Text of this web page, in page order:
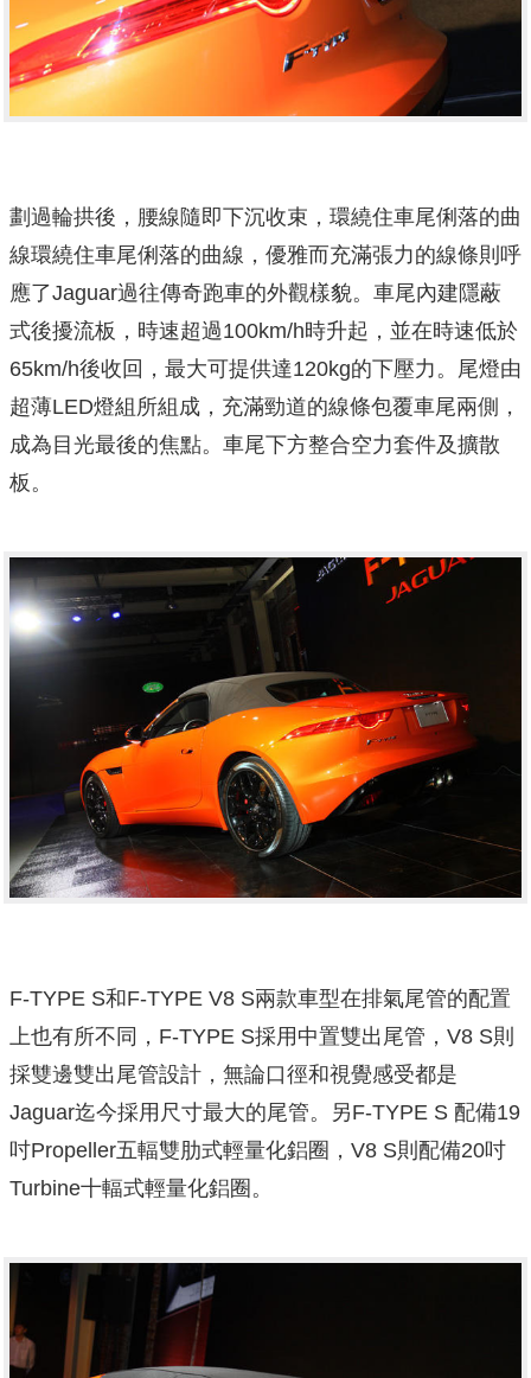
劃過輪拱後，腰線隨即下沉收束，環繞住車尾俐落的曲
線環繞住車尾俐落的曲線，優雅而充滿張力的線條則呼
應了Jaguar過往傳奇跑車的外觀樣貌。車尾內建隱蔽
式後擾流板，時速超過100km/h時升起，並在時速低於
65km/h後收回，最大可提供達120kg的下壓力。尾燈由
超薄LED燈組所組成，充滿勁道的線條包覆車尾兩側，
成為目光最後的焦點。車尾下方整合空力套件及擴散
板。
F-TYPE S和F-TYPE V8 S兩款車型在排氣尾管的配置
上也有所不同，F-TYPE S採用中置雙出尾管，V8 S則
採雙邊雙出尾管設計，無論口徑和視覺感受都是
Jaguar迄今採用尺寸最大的尾管。另F-TYPE S 配備19
吋Propeller五輻雙肋式輕量化鋁圈，V8 S則配備20吋
Turbine十輻式輕量化鋁圈。